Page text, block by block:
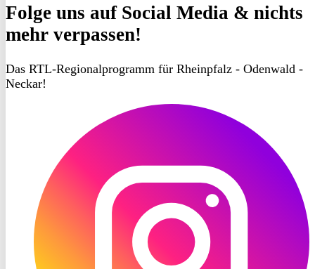
Folge uns auf Social Media & nichts
mehr verpassen!
Das RTL-Regionalprogramm für Rheinpfalz - Odenwald -
Neckar!
Instagram